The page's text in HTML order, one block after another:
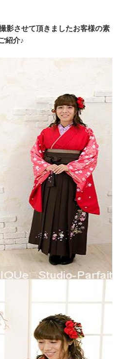
影させて頂きましたお客様の素
紹介♪